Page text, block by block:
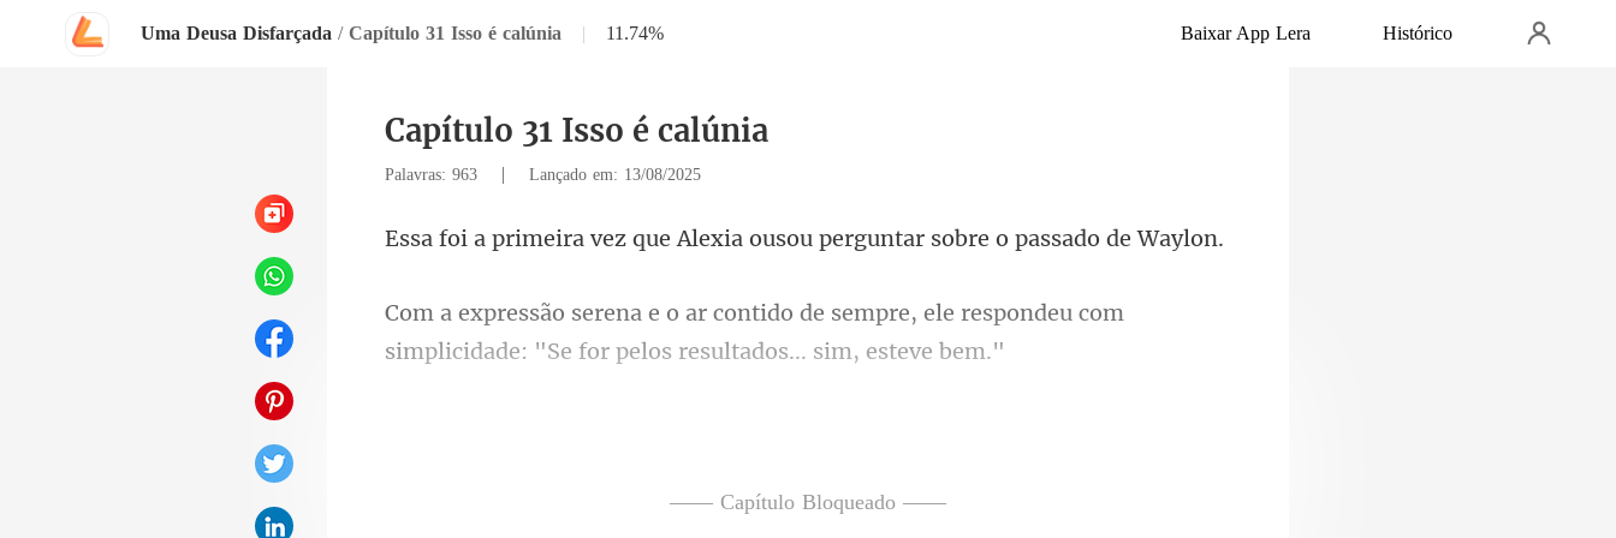
Uma Deusa Disfarçada / Capítulo 31 Isso é calúnia | 11.74% Baixar App Lera Histórico
Capítulo 31 Isso é calúnia
Palavras: 963 | Lançado em: 13/08/2025
e Alexia ousou perguntar s
empre, ele respondeu com
simplicidade: "Se
—— Capítulo Bloqueado ——